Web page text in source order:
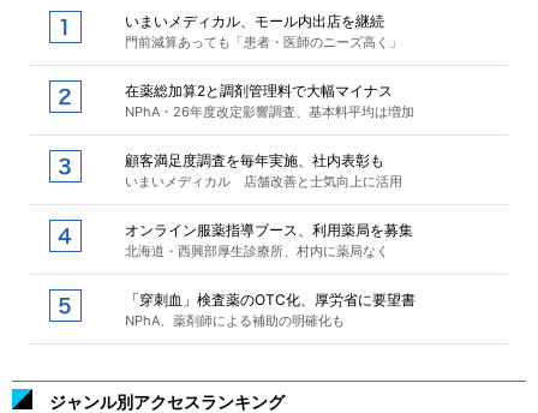
いまいメディカル、モール内出店を継続
門前減算あっても「患者・医師のニーズ高く」
在薬総加算2と調剤管理料で大幅マイナス
NPhA・26年度改定影響調査、基本料平均は増加
顧客満足度調査を毎年実施、社内表彰も
いまいメディカル 店舗改善と士気向上に活用
オンライン服薬指導ブース、利用薬局を募集
北海道・西興部厚生診療所、村内に薬局なく
「穿刺血」検査薬のOTC化、厚労省に要望書
NPhA、薬剤師による補助の明確化も
ジャンル別アクセスランキング